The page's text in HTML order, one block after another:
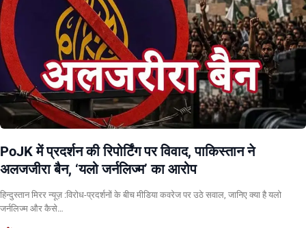
PoJK में प्रदर्शन की रिपोर्टिंग पर विवाद, पाकिस्तान ने
अलजजीरा बैन, ‘यलो जर्नलिज्म’ का आरोप
हिन्दुस्तान मिरर न्यूज़ :विरोध-प्रदर्शनों के बीच मीडिया कवरेज पर उठे सवाल, जानिए क्या है यलो
जर्नलिज्म और कैसे…